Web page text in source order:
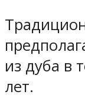
из дуба в
лет.